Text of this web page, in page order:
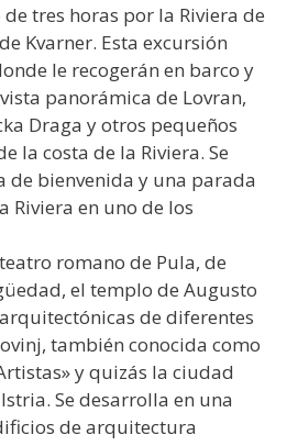
tres horas por la Riviera de
Kvarner. Esta excursión
le recogerán en barco y
panorámica de Lovran,
Draga y otros pequeños
la costa de la Riviera. Se
de bienvenida y una parada
Riviera en uno de los
romano de Pula, de
el templo de Augusto
de diferentes
también conocida como
y quizás la ciudad
Se desarrolla en una
de arquitectura